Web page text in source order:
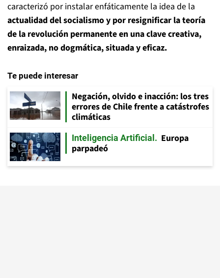
caracterizó por instalar enfáticamente la idea de la
actualidad del socialismo y por resignificar la teoría
de la revolución permanente en una clave creativa,
enraizada, no dogmática, situada y eficaz.
Te puede interesar
Negación, olvido e inacción: los tres
errores de Chile frente a catástrofes
climáticas
Inteligencia Artificial
Europa
parpadeó